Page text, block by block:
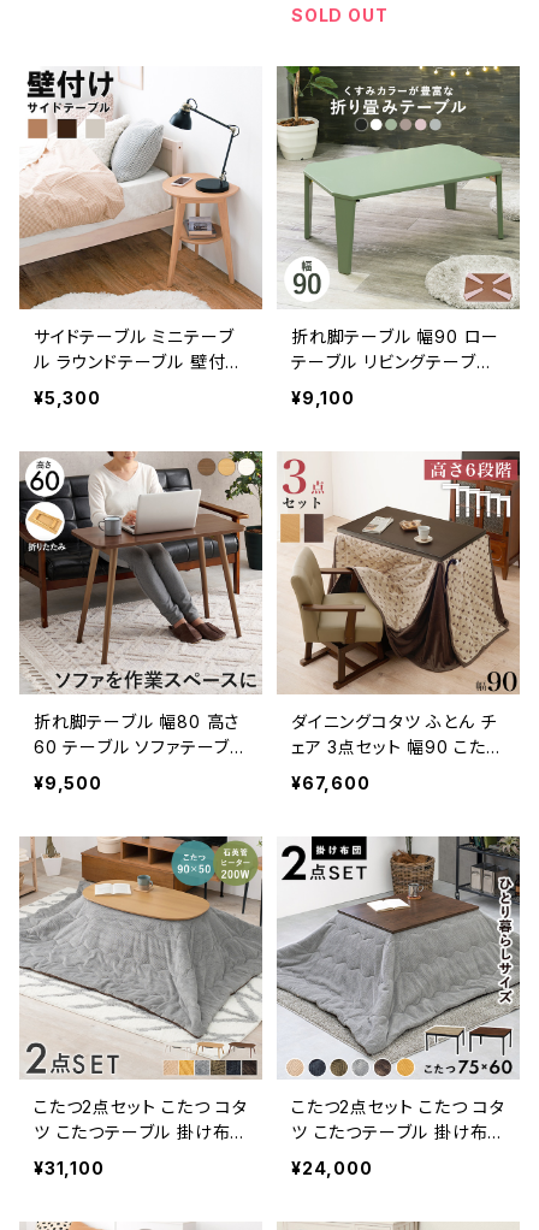
え 一人暮らし
SOLD OUT
サイドテーブル ミニテーブ
ル ラウンドテーブル 壁付け
ができるミニテーブル 幅40
cm
¥5,300
折れ脚テーブル 幅90 ロー
テーブル リビングテーブル
センターテーブル ニュアン
スカラー 新生活 模様替え
¥9,100
折れ脚テーブル 幅80 高さ
60 テーブル ソファテーブル
カフェテーブル サイドテー
ブル 机 新生活 模様替え
¥9,500
ダイニングコタツ ふとん チ
ェア 3点セット 幅90 こたつ
コタツ ダイニングチェア こ
たつテーブル こたつ布団 新
¥67,600
こたつ2点セット こたつ コタ
ツ こたつテーブル 掛け布
団 こたつ布団 カジュアルこ
たつ 冬グッズ 暖房器具
¥31,100
こたつ2点セット こたつ コタ
ツ こたつテーブル 掛け布
団 こたつ布団 カジュアルこ
たつ 冬グッズ 暖房器具
¥24,000